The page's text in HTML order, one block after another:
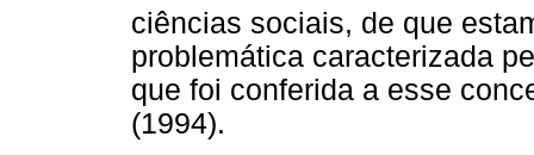
ciências sociais, de que
problemática caracterizada
que foi conferida a esse
(1994).